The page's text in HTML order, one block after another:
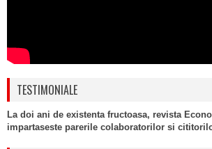
TESTIMONIALE
La doi ani de existenta fructoasa, revista
impartaseste parerile colaboratorilor si